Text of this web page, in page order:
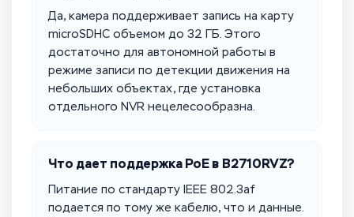
Да, камера поддерживает запись на карту
microSDHC объемом до 32 ГБ. Этого
достаточно для автономной работы в
режиме записи по детекции движения на
небольших объектах, где установка
отдельного NVR нецелесообразна.
Что дает поддержка PoE в B2710RVZ?
Питание по стандарту IEEE 802.3af
подается по тому же кабелю, что и данные.